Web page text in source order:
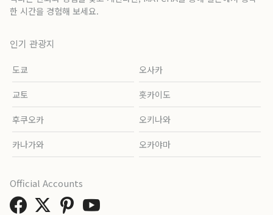
한 시간을 경험해 보세요.
인기 관광지
도쿄 오사카
교토 홋카이도
후쿠오카 오키나와
카나가와 오카야마
Official Accounts